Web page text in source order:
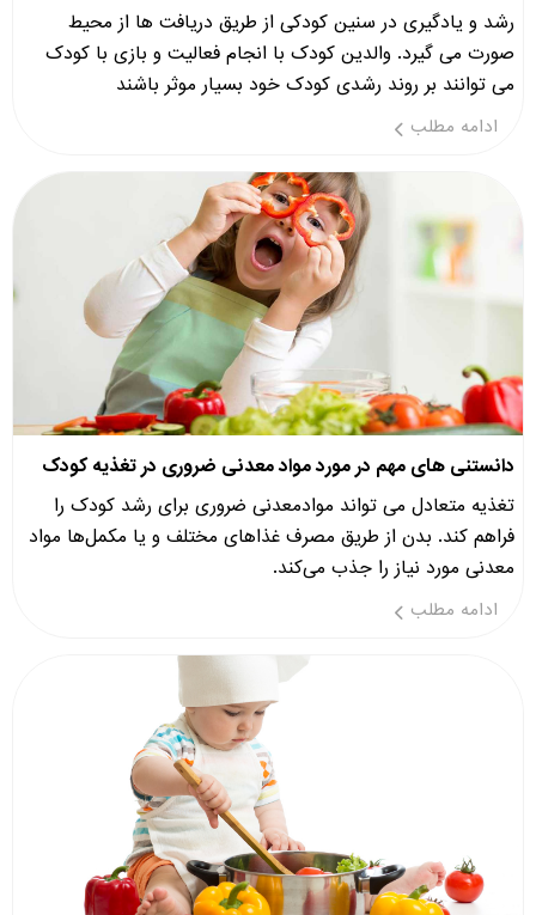
رشد و یادگیری در سنین کودکی از طریق دریافت ها از محیط
صورت می گیرد. والدین کودک با انجام فعالیت و بازی با کودک
می توانند بر روند رشدی کودک خود بسیار موثر باشند
ادامه مطلب
دانستنی های مهم در مورد مواد معدنی ضروری در تغذیه کودک
تغذیه متعادل می تواند موادمعدنی ضروری برای رشد کودک را
فراهم کند. بدن از طریق مصرف غذاهای مختلف و یا مکمل‌ها مواد
معدنی مورد نیاز را جذب می‌کند.
ادامه مطلب